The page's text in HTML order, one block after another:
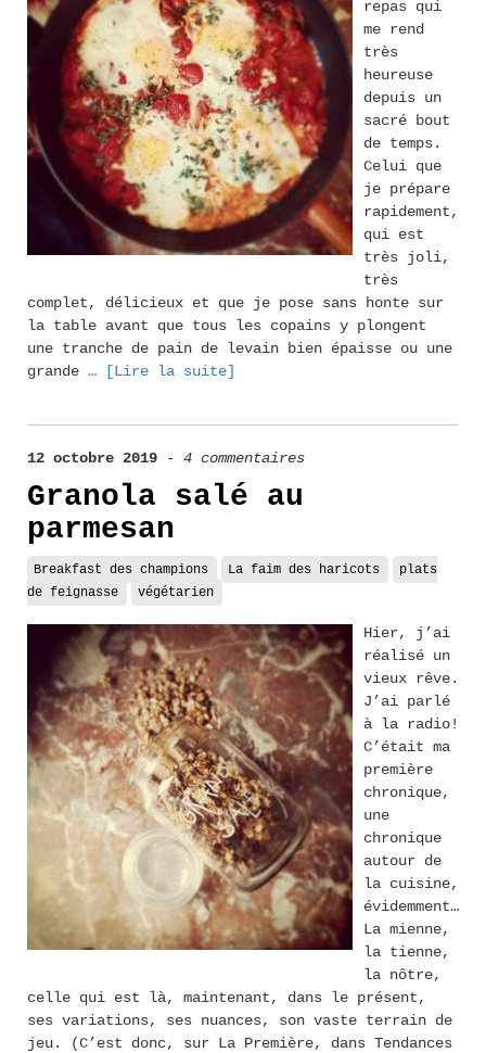
repas qui
me rend
très
heureuse
depuis un
sacré bout
de temps.
Celui que
je prépare
rapidement,
qui est
très joli,
très
complet, délicieux et que je pose sans honte sur
la table avant que tous les copains y plongent
une tranche de pain de levain bien épaisse ou une
grande … [Lire la suite]
12 octobre 2019 - 4 commentaires
Granola salé au
parmesan
Breakfast des champions La faim des haricots
plats
de feignasse
végétarien
Hier, j’ai
réalisé un
vieux rêve.
J’ai parlé
à la radio!
C’était ma
première
chronique,
une
chronique
autour de
la cuisine,
évidemment…
La mienne,
la tienne,
la nôtre,
celle qui est là, maintenant, dans le présent,
ses variations, ses nuances, son vaste terrain de
jeu. (C’est donc, sur La Première, dans Tendances